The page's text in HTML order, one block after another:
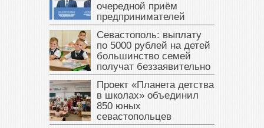
очередной приём
предпринимателей
Севастополь: выплату
по 5000 рублей на детей
большинство семей
получат беззаявительно
Проект «Планета детства
в школах» объединил
850 юных
севастопольцев